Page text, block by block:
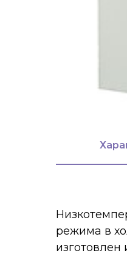
режима в